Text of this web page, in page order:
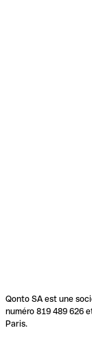
Qonto SA est une
numéro 819 489 626
Paris.